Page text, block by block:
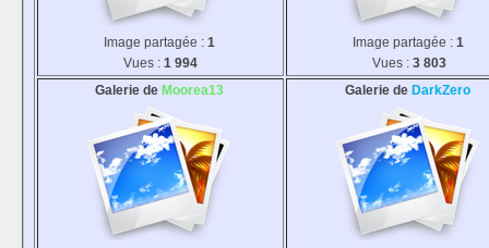
Image partagée : 1
Vues : 1 994
Image partagée : 1
Vues : 3 803
Galerie de Moorea13 Galerie de DarkZero